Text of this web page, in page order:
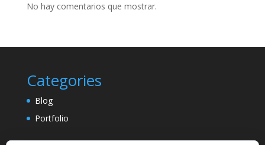
No hay comentarios que mostrar.
Categories
Blog
Portfolio